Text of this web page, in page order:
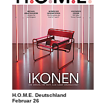
H.O.M.E. Deutschland
Februar 26